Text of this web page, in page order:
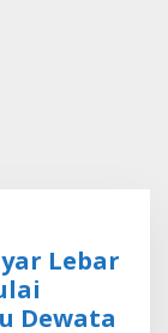
Lebar
Dewata